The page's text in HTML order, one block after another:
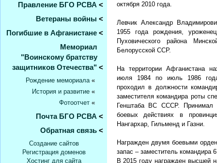
Правление БГО РСВА <
Ветераны войны <
Погибшие в Афганистане <
Мемориал
"Воинскому братству
защитников Отечества" <
Рождение мемориала«
История и развитие «
Фотоотчет «
Почта БГО РСВА <
Обратная связь <
Создание сайтов
Регистрация доменов
Хостинг для сайта
октября 2010 года.
Левчик Александр
1955 года рождения,
Пуховического района
Белорусской ССР.
На территории Афганистана
июля 1984 по июль 1986
проходил в должности
заместителя командира роты
Генштаба ВС СССР. Принимал
боевых действиях в
Нангархар, Гильменд и Газни.
Награжден двумя боевыми
запас – заместитель командира
В 2015 году награжден высшей